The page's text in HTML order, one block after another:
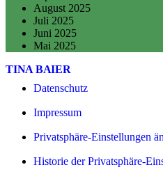
August 2025
Juli 2025
Juni 2025
Mai 2025
TINA BAIER
Datenschutz
Impressum
Privatsphäre-Einstellungen
Historie der Privatsphäre-